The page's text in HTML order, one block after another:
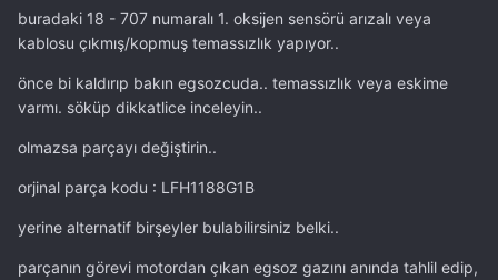
buradaki 18 - 707 numaralı 1. oksijen sensörü arızalı veya
kablosu çıkmış/kopmuş temassızlık yapıyor..
önce bi kaldırıp bakın egsozcuda.. temassızlık veya eskime
varmı. söküp dikkatlice inceleyin..
olmazsa parçayı değiştirin..
orjinal parça kodu : LFH1188G1B
yerine alternatif birşeyler bulabilirsiniz belki..
parçanın görevi motordan çıkan egsoz gazını anında tahlil edip,